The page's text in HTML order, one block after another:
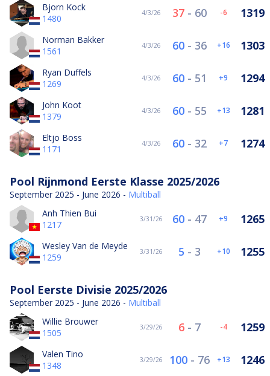
Bjorn Kock
1480
4/3/26 37 - 60 -6 1319
Norman Bakker
1561
4/3/26 60 - 36 16 1303
Ryan Duffels
1269
4/3/26 60 - 51 9 1294
John Koot
1379
4/3/26 60 - 55 13 1281
Eltjo Boss
1171
4/3/26 60 - 32 7 1274
Pool Rijnmond Eerste Klasse 2025/2026
September 2025 - June 2026 - Multiball
Anh Thien Bui
1217
3/31/26 60 - 47 9 1265
Wesley Van de Meyde
1259
3/31/26 5 - 3 10 1255
Pool Eerste Divisie 2025/2026
September 2025 - June 2026 - Multiball
Willie Brouwer
1505
3/29/26 6 - 7 -4 1259
Valen Tino
1348
3/29/26 100 - 76 13 1246